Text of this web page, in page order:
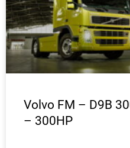
Volvo FM – D9B
– 300HP